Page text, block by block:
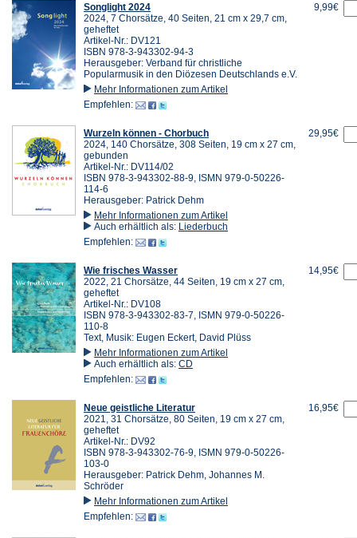
Songlight 2024
2024, 7 Chorsätze, 40 Seiten, 21 cm x 29,7 cm,
geheftet
Artikel-Nr.: DV121
ISBN 978-3-943302-94-3
Herausgeber: Verband für christliche
Popularmusik in den Diözesen Deutschlands e.V.
Mehr Informationen zum Artikel
Empfehlen:
9,99€
Wurzeln können - Chorbuch
2024, 140 Chorsätze, 308 Seiten, 19 cm x 27 cm,
gebunden
Artikel-Nr.: DV114/02
ISBN 978-3-943302-88-9, ISMN 979-0-50226-
114-6
Herausgeber: Patrick Dehm
Mehr Informationen zum Artikel
Auch erhältlich als: Liederbuch
Empfehlen:
29,95€
Wie frisches Wasser
2022, 21 Chorsätze, 44 Seiten, 19 cm x 27 cm,
geheftet
Artikel-Nr.: DV108
ISBN 978-3-943302-83-7, ISMN 979-0-50226-
110-8
Text, Musik: Eugen Eckert, David Plüss
Mehr Informationen zum Artikel
Auch erhältlich als: CD
Empfehlen:
14,95€
Neue geistliche Literatur
2021, 31 Chorsätze, 80 Seiten, 19 cm x 27 cm,
geheftet
Artikel-Nr.: DV92
ISBN 978-3-943302-76-9, ISMN 979-0-50226-
103-0
Herausgeber: Patrick Dehm, Johannes M.
Schröder
Mehr Informationen zum Artikel
Empfehlen:
16,95€